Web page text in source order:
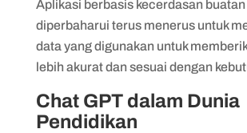
Aplikasi berbasis kecerdasan
diperbaharui terus menerus untuk
data yang digunakan untuk
lebih akurat dan sesuai dengan
Chat GPT dalam Dunia
Pendidikan